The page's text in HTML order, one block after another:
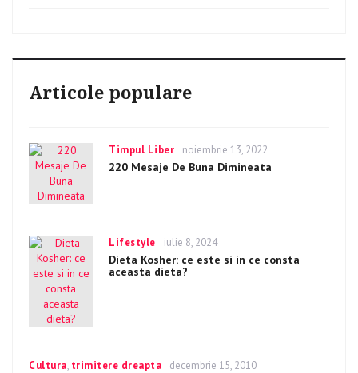
Articole populare
Categories
Timpul Liber
Posted
on
noiembrie 13, 2022
220 Mesaje De Buna Dimineata
Categories
Lifestyle
Posted
on
iulie 8, 2024
Dieta Kosher: ce este si in ce consta
aceasta dieta?
Categories
Cultura, trimitere dreapta
Posted
decembrie 15, 2010